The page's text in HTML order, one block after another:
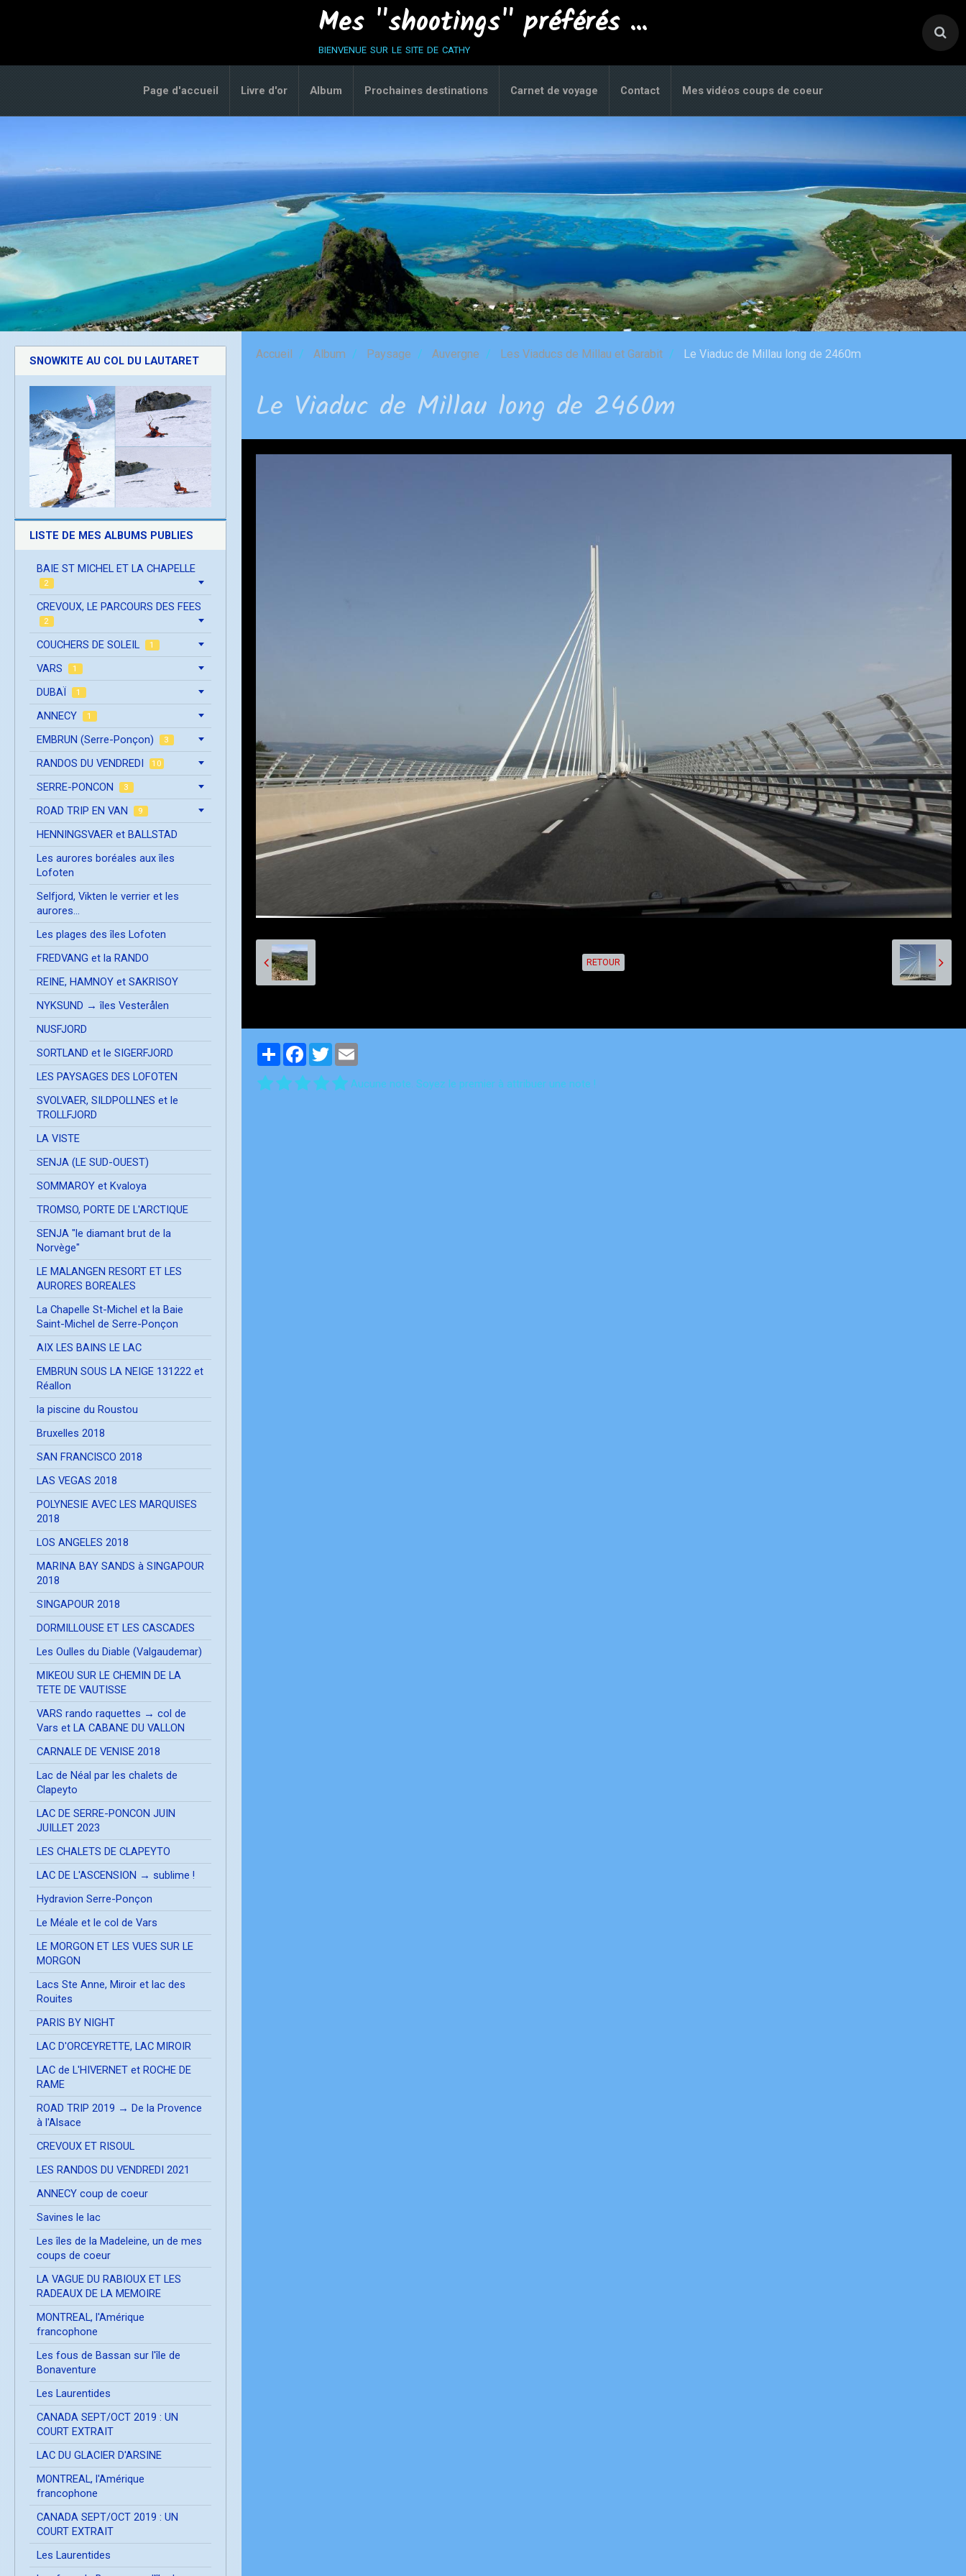
Mes "shootings" préférés ...
bienvenue sur le site de cathy
Page d'accueil Livre d'or Album Prochaines destinations Carnet de voyage Contact Mes vidéos coups de coeur
Accueil Album Paysage Auvergne Les Viaducs de Millau et Garabit Le Viaduc de Millau long de 2460m
Le Viaduc de Millau long de 2460m
RETOUR
PartagerFacebook
Twitter
Aucune note. Soyez le premier à attribuer une note !
SNOWKITE AU COL DU LAUTARET
LISTE DE MES ALBUMS PUBLIES
BAIE ST MICHEL ET LA CHAPELLE
2
CREVOUX, LE PARCOURS DES FEES
2
COUCHERS DE SOLEIL 1
VARS 1
DUBAÏ 1
ANNECY 1
EMBRUN (Serre-Ponçon) 3
RANDOS DU VENDREDI 10
SERRE-PONCON 3
ROAD TRIP EN VAN 9
HENNINGSVAER et BALLSTAD
Les aurores boréales aux îles
Lofoten
Selfjord, Vikten le verrier et les
aurores...
Les plages des îles Lofoten
FREDVANG et la RANDO
REINE, HAMNOY et SAKRISOY
NYKSUND → îles Vesterålen
NUSFJORD
SORTLAND et le SIGERFJORD
LES PAYSAGES DES LOFOTEN
SVOLVAER, SILDPOLLNES et le
TROLLFJORD
LA VISTE
SENJA (LE SUD-OUEST)
SOMMAROY et Kvaloya
TROMSO, PORTE DE L'ARCTIQUE
SENJA "le diamant brut de la
Norvège"
LE MALANGEN RESORT ET LES
AURORES BOREALES
La Chapelle St-Michel et la Baie
Saint-Michel de Serre-Ponçon
AIX LES BAINS LE LAC
EMBRUN SOUS LA NEIGE 131222 et
Réallon
la piscine du Roustou
Bruxelles 2018
SAN FRANCISCO 2018
LAS VEGAS 2018
POLYNESIE AVEC LES MARQUISES
2018
LOS ANGELES 2018
MARINA BAY SANDS à SINGAPOUR
2018
SINGAPOUR 2018
DORMILLOUSE ET LES CASCADES
Les Oulles du Diable (Valgaudemar)
MIKEOU SUR LE CHEMIN DE LA
TETE DE VAUTISSE
VARS rando raquettes → col de
Vars et LA CABANE DU VALLON
CARNALE DE VENISE 2018
Lac de Néal par les chalets de
Clapeyto
LAC DE SERRE-PONCON JUIN
JUILLET 2023
LES CHALETS DE CLAPEYTO
LAC DE L'ASCENSION → sublime !
Hydravion Serre-Ponçon
Le Méale et le col de Vars
LE MORGON ET LES VUES SUR LE
MORGON
Lacs Ste Anne, Miroir et lac des
Rouites
PARIS BY NIGHT
LAC D'ORCEYRETTE, LAC MIROIR
LAC de L'HIVERNET et ROCHE DE
RAME
ROAD TRIP 2019 → De la Provence
à l'Alsace
CREVOUX ET RISOUL
LES RANDOS DU VENDREDI 2021
ANNECY coup de coeur
Savines le lac
Les îles de la Madeleine, un de mes
coups de coeur
LA VAGUE DU RABIOUX ET LES
RADEAUX DE LA MEMOIRE
MONTREAL, l'Amérique
francophone
Les fous de Bassan sur l'île de
Bonaventure
Les Laurentides
CANADA SEPT/OCT 2019 : UN
COURT EXTRAIT
LAC DU GLACIER D'ARSINE
MONTREAL, l'Amérique
francophone
CANADA SEPT/OCT 2019 : UN
COURT EXTRAIT
Les Laurentides